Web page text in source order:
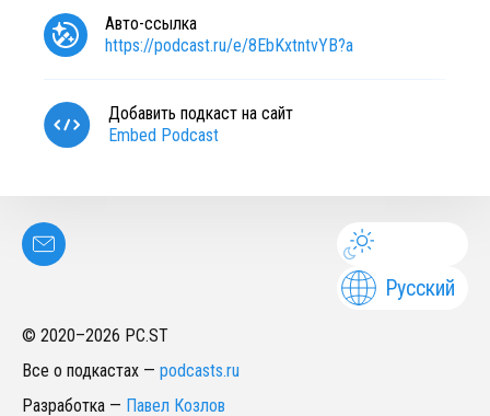
Авто-ссылка
https://podcast.ru/e/8EbKxtntvYB?a
Добавить подкаст на сайт
Embed Podcast
Русский
© 2020–2026 PC.ST
Все о подкастах — podcasts.ru
Разработка — Павел Козлов